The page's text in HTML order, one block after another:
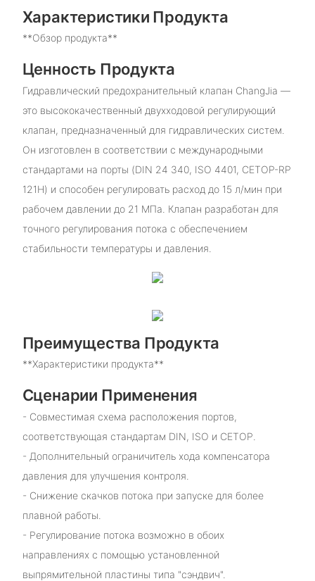
Характеристики Продукта
**Обзор продукта**
Ценность Продукта
Гидравлический предохранительный клапан ChangJia —
это высококачественный двухходовой регулирующий
клапан, предназначенный для гидравлических систем.
Он изготовлен в соответствии с международными
стандартами на порты (DIN 24 340, ISO 4401, CETOP-RP
121H) и способен регулировать расход до 15 л/мин при
рабочем давлении до 21 МПа. Клапан разработан для
точного регулирования потока с обеспечением
стабильности температуры и давления.
Преимущества Продукта
**Характеристики продукта**
Сценарии Применения
- Совместимая схема расположения портов,
соответствующая стандартам DIN, ISO и CETOP.
- Дополнительный ограничитель хода компенсатора
давления для улучшения контроля.
- Снижение скачков потока при запуске для более
плавной работы.
- Регулирование потока возможно в обоих
направлениях с помощью установленной
выпрямительной пластины типа "сэндвич".